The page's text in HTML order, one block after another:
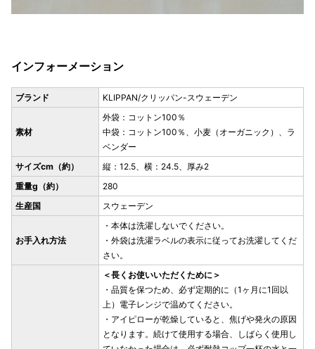
インフォーメーション
ブランド KLIPPAN/クリッパン-スウェーデン
素材
外袋：コットン100％
中袋：コットン100％、小麦（オーガニック）、ラ
ベンダー
サイズcm（約）
縦：12.5、横：24.5、厚み2
重量g（約）
280
生産国
スウェーデン
お手入れ方法
・本体は洗濯しないでください。
・外袋は洗濯ラベルの表示に従ってお洗濯してくだ
さい。
＜長くお使いいただくために＞
・品質を保つため、必ず定期的に（1ヶ月に1回以
上）電子レンジで温めてください。
・アイピローが乾燥していると、焦げや発火の原因
となります。続けて使用する場合、しばらく使用し